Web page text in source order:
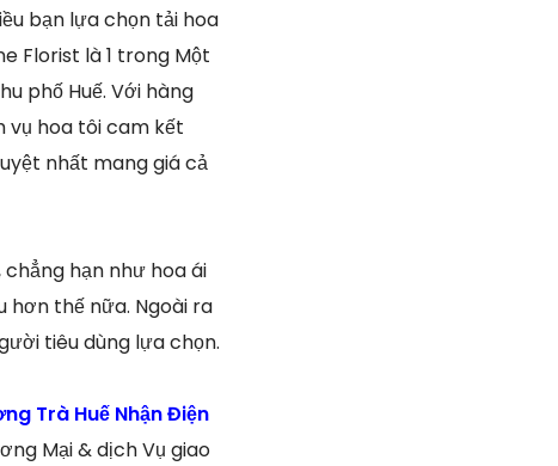
bạn lựa chọn tải hoa
Florist là 1 trong Một
phố Huế. Với hàng
vụ hoa tôi cam kết
nhất mang giá cả
hạn như hoa ái
hơn thế nữa. Ngoài ra
tiêu dùng lựa chọn.
Trà Huế Nhận Điện
Mại & dịch Vụ giao